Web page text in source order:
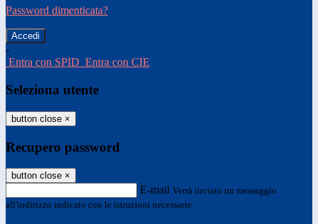
Password dimenticata?
-
Entra con SPID Entra con CIE
Seleziona utente
button close ×
Recupero password
button close ×
E-mail Verrà inviato un messaggio
all'indirizzo indicato con le istruzioni necessarie.